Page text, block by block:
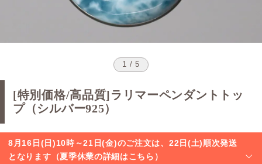
1 / 5
[特別価格/高品質]ラリマーペンダントトッ
プ（シルバー925）
8月16日(日)10時～21日(金)のご注文は、22日(土)順次発送
となります（夏季休業の詳細はこちら）